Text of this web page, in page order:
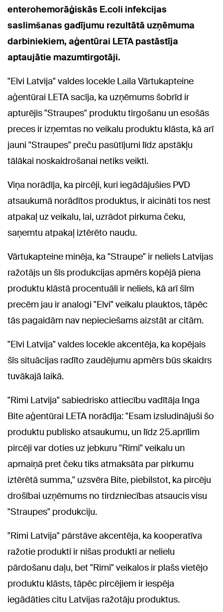
enterohemorāģiskās E.coli infekcijas
saslimšanas gadījumu rezultātā uzņēmuma
darbiniekiem, aģentūrai LETA pastāstīja
aptaujātie mazumtirgotāji.
"Elvi Latvija" valdes locekle Laila Vārtukapteine
aģentūrai LETA sacīja, ka uzņēmums šobrīd ir
apturējis "Straupes" produktu tirgošanu un esošās
preces ir izņemtas no veikalu produktu klāsta, kā arī
jauni "Straupes" preču pasūtījumi līdz apstākļu
tālākai noskaidrošanai netiks veikti.
Viņa norādīja, ka pircēji, kuri iegādājušies PVD
atsaukumā norādītos produktus, ir aicināti tos nest
atpakaļ uz veikalu, lai, uzrādot pirkuma čeku,
saņemtu atpakaļ iztērēto naudu.
Vārtukapteine minēja, ka "Straupe" ir neliels Latvijas
ražotājs un šīs produkcijas apmērs kopējā piena
produktu klāstā procentuāli ir neliels, kā arī šīm
precēm jau ir analogi "Elvi" veikalu plauktos, tāpēc
tās pagaidām nav nepieciešams aizstāt ar citām.
"Elvi Latvija" valdes locekle akcentēja, ka kopējais
šīs situācijas radīto zaudējumu apmērs būs skaidrs
tuvākajā laikā.
"Rimi Latvija" sabiedrisko attiecību vadītāja Inga
Bite aģentūrai LETA norādīja: "Esam izsludinājuši šo
produktu publisko atsaukumu, un līdz 25.aprīlim
pircēji var doties uz jebkuru "Rimi" veikalu un
apmaiņā pret čeku tiks atmaksāta par pirkumu
iztērētā summa," uzsvēra Bite, piebilstot, ka pircēju
drošībai uzņēmums no tirdzniecības atsaucis visu
"Straupes" produkciju.
"Rimi Latvija" pārstāve akcentēja, ka kooperatīva
ražotie produkti ir nišas produkti ar nelielu
pārdošanu daļu, bet "Rimi" veikalos ir plašs vietējo
produktu klāsts, tāpēc pircējiem ir iespēja
iegādāties citu Latvijas ražotāju produktus.